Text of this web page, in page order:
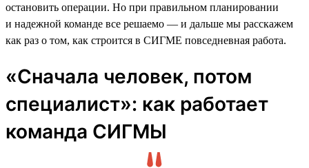
остановить операции. Но при правильном планировании
и надежной команде все решаемо — и дальше мы расскажем
как раз о том, как строится в СИГМЕ повседневная работа.
«Сначала человек, потом
специалист»: как работает
команда СИГМЫ